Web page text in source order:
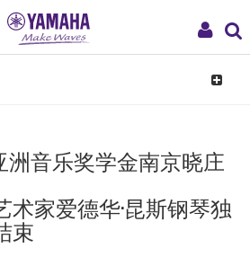
My
Toggle
洲音乐奖学金南京晓庄
家爱德华·昆斯钢琴独
束